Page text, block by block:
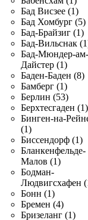
Бад Висзее (1)
Бад Хомбург (5)
Бад-Брайзиг (1)
Бад-Вильснак
Бад-Мюндер-ам-
Дайстер (1)
Баден-Баден (8)
Бамберг (1)
Берлин (53)
Берхтесгаден (1)
Бинген-на-
(1)
Биссендорф (1)
Бланкенфельде-
Малов (1)
Бодман-
Людвигсхафен
Бонн (1)
Бремен (4)
Бризеланг (1)